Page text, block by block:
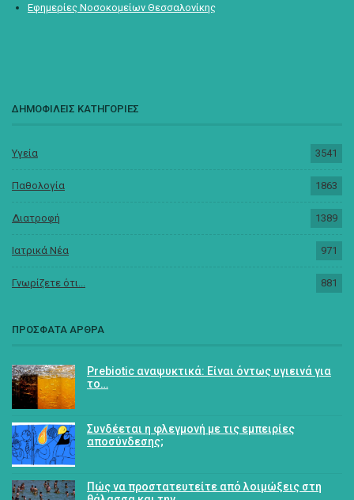
Εφημερίες Νοσοκομείων Θεσσαλονίκης
ΔΗΜΟΦΙΛΕΙΣ ΚΑΤΗΓΟΡΙΕΣ
Υγεία 3541
Παθολογία 1863
Διατροφή 1389
Ιατρικά Νέα 971
Γνωρίζετε ότι... 881
ΠΡΟΣΦΑΤΑ ΑΡΘΡΑ
Prebiotic αναψυκτικά: Είναι όντως υγιεινά για
το…
Συνδέεται η φλεγμονή με τις εμπειρίες
αποσύνδεσης;
Πώς να προστατευτείτε από λοιμώξεις στη